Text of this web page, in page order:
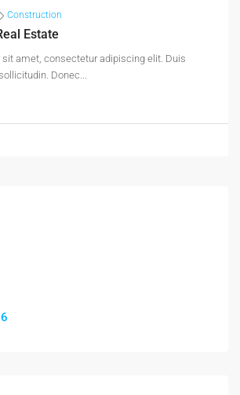
Construction
Estate
amet, consectetur adipiscing elit. Duis
Donec...